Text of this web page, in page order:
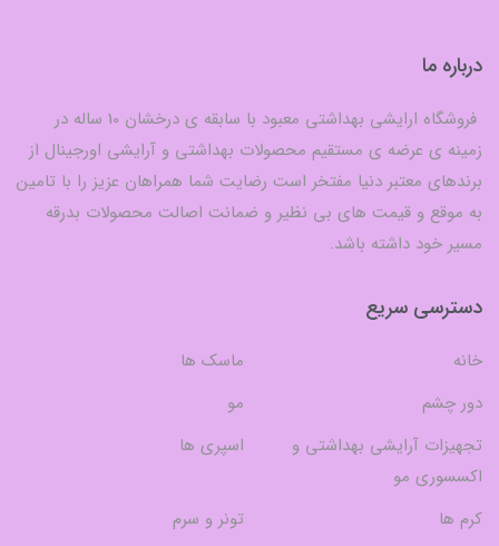
درباره ما
فروشگاه ارایشی بهداشتی معبود با سابقه ی درخشان 10 ساله در
زمینه ی عرضه ی مستقیم محصولات بهداشتی و آرایشی اورجینال از
برندهای معتبر دنیا مفتخر است رضایت شما همراهان عزیز را با تامین
به موقع و قیمت های بی نظیر و ضمانت اصالت محصولات بدرقه
مسیر خود داشته باشد.
دسترسی سریع
خانه
ماسک ها
دور چشم
مو
تجهیزات آرایشی بهداشتی و
اکسسوری مو
اسپری ها
کرم ها
تونر و سرم